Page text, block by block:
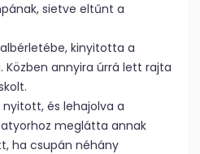
sietve eltűnt a
kinyitotta a
annyira úrrá lett rajta
és lehajolva a
meglátta annak
ha csupán néhány